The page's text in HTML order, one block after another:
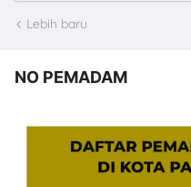
Lebih baru
NO PEMADAM